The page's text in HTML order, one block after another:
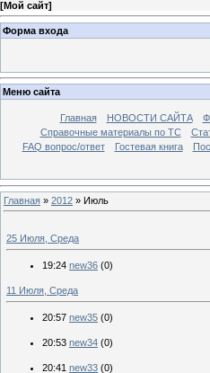
[Мой сайт]
Форма входа
Меню сайта
Главная НОВОСТИ САЙТА
Справочные материалы по TС
FAQ вопрос/ответ
Гостевая книга
Главная » 2012 » Июль
25 Июля, Среда
19:24 new36 (0)
11 Июля, Среда
20:57 new35 (0)
20:53 new34 (0)
20:41 new33 (0)